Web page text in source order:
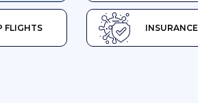
FLIGHTS INSURANCE